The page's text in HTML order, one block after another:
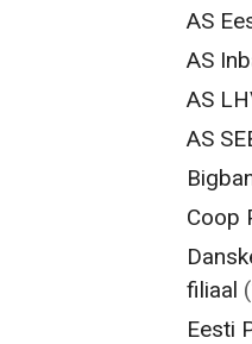
AS
AS
AS
AS
Coop
filiaal
Eesti